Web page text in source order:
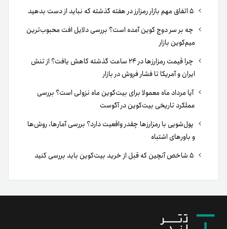
چه بر سر دوج کوین آمده است؟ بررسی دلایل افت محبوب‌ترین
میم‌کوین بازار
چرا قیمت رمزارزها در ۲۴ ساعت گذشته کاهش یافت؟ از تنش
ایران و آمریکا تا فشار فروش در بازار
آیا مرداد ماه معمولا برای بیت‌کوین ماه نزولی است؟ بررسی
عملکرد تاریخی بیت‌کوین در آگوست
پول‌شویی با رمزارزها چقدر واقعیت دارد؟ بررسی آمارها، روش‌ها
و باورهای اشتباه